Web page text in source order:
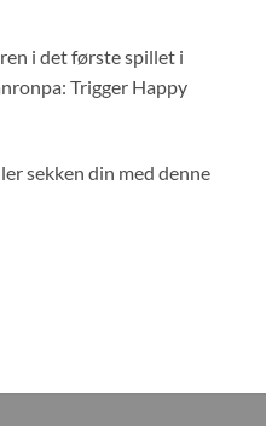
i det første spillet i
Trigger Happy
sekken din med denne